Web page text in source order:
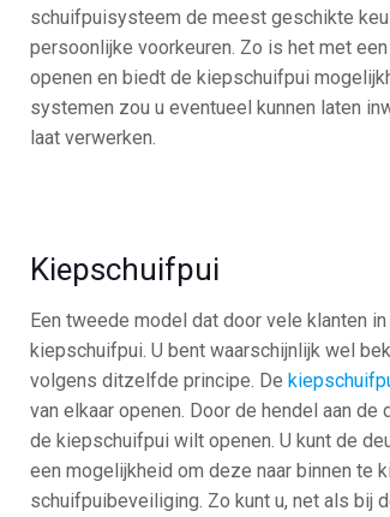
schuifpuisysteem de meest geschikte
persoonlijke voorkeuren. Zo is het met
openen en biedt de kiepschuifpui
systemen zou u eventueel kunnen laten
laat verwerken.
Kiepschuifpui
Een tweede model dat door vele klanten
kiepschuifpui. U bent waarschijnlijk wel
volgens ditzelfde principe. De
van elkaar openen. Door de hendel aan
de kiepschuifpui wilt openen. U kunt de
een mogelijkheid om deze naar binnen te
schuifpuibeveiliging. Zo kunt u, net als bij